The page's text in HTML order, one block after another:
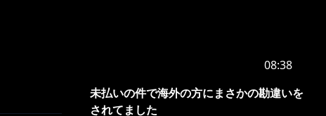
08:38
未払いの件で海外の方にまさかの勘違いを
されてました